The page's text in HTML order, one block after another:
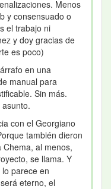
Menos
y consensuado o
el trabajo ni
y doy gracias de
es poco)
en una
manual para
Sin más.
con el Georgiano
también dieron
al menos,
se llama. Y
parece en
eterno, el